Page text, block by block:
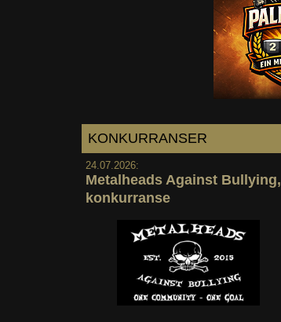
KONKURRANSER
24.07.2026:
Metalheads Against Bullying,
konkurranse